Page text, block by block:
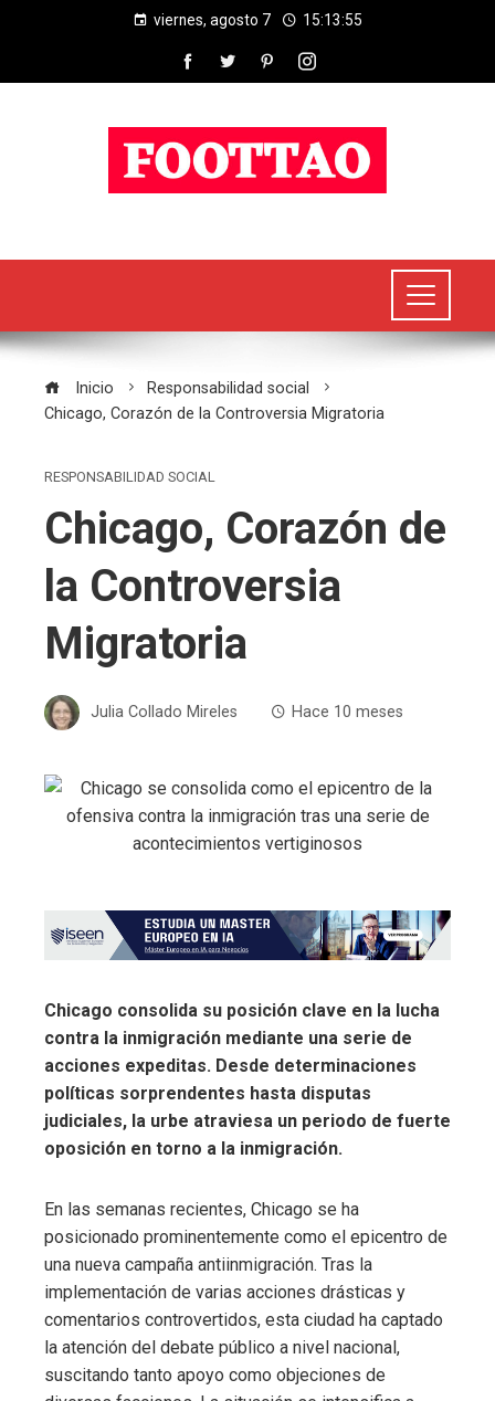
viernes, agosto 7 15:13:56
Inicio
Responsabilidad social
Chicago, Corazón de la Controversia Migratoria
RESPONSABILIDAD SOCIAL
Chicago, Corazón de
la Controversia
Migratoria
Julia Collado Mireles Hace 10 meses
Chicago consolida su posición clave en la lucha
contra la inmigración mediante una serie de
acciones expeditas. Desde determinaciones
políticas sorprendentes hasta disputas
judiciales, la urbe atraviesa un periodo de fuerte
oposición en torno a la inmigración.
En las semanas recientes, Chicago se ha
posicionado prominentemente como el epicentro de
una nueva campaña antiinmigración. Tras la
implementación de varias acciones drásticas y
comentarios controvertidos, esta ciudad ha captado
la atención del debate público a nivel nacional,
suscitando tanto apoyo como objeciones de